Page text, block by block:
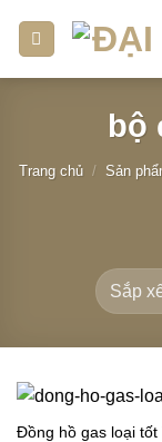
bộ
Trang chủ / Sản
Đồng hồ gas loại tốt